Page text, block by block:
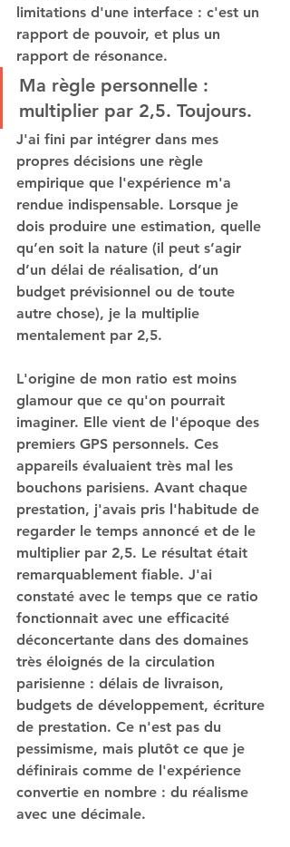
limitations d'une interface : c'est un
rapport de pouvoir, et plus un
rapport de résonance.
Ma règle personnelle :
multiplier par 2,5. Toujours.
J'ai fini par intégrer dans mes
propres décisions une règle
empirique que l'expérience m'a
rendue indispensable. Lorsque je
dois produire une estimation, quelle
qu’en soit la nature (il peut s’agir
d’un délai de réalisation, d’un
budget prévisionnel ou de toute
autre chose), je la multiplie
mentalement par 2,5.
L'origine de mon ratio est moins
glamour que ce qu'on pourrait
imaginer. Elle vient de l'époque des
premiers GPS personnels. Ces
appareils évaluaient très mal les
bouchons parisiens. Avant chaque
prestation, j'avais pris l'habitude de
regarder le temps annoncé et de le
multiplier par 2,5. Le résultat était
remarquablement fiable. J'ai
constaté avec le temps que ce ratio
fonctionnait avec une efficacité
déconcertante dans des domaines
très éloignés de la circulation
parisienne : délais de livraison,
budgets de développement, écriture
de prestation. Ce n'est pas du
pessimisme, mais plutôt ce que je
définirais comme de l'expérience
convertie en nombre : du réalisme
avec une décimale.